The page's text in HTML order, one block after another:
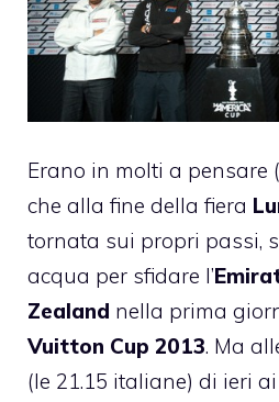
Erano in molti a pensare
che alla fine della fiera
tornata sui propri passi,
acqua per sfidare l’
Zealand nella prima
Vuitton Cup 2013. Ma
(le 21.15 italiane) di ieri